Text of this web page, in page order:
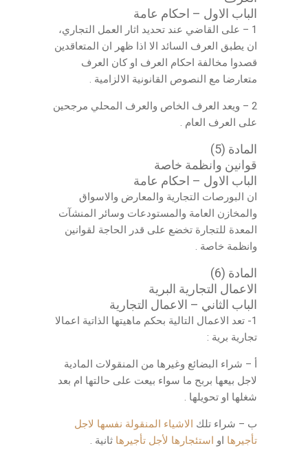
الباب الاول – احكام عامة
1 – على القاضي عند تحديد اثار العمل التجاري،
ان يطبق العرف السائد الا اذا ظهر ان المتعاقدين
قصدوا مخالفة احكام العرف او كان العرف
متعارضا مع النصوص القانونية الالزامية .
2 – ويعد العرف الخاص والعرف المحلي مرجحين
على العرف العام .
المادة (5)
قوانين وانظمة خاصة
الباب الاول – احكام عامة
ان البورصات التجارية والمعارض والاسواق
والمخازن العامة والمستودعات وسائر المنشآت
المعدة للتجارة تخضع على قدر الحاجة لقوانين
وانظمة خاصة .
المادة (6)
الاعمال التجارية البرية
الباب الثاني – الاعمال التجارية
1- تعد الاعمال التالية بحكم ماهيتها الذاتية اعمالا
تجارية برية :
أ – شراء البضائع وغيرها من المنقولات المادية
لاجل بيعها بربح ما سواء بيعت على حالتها ام بعد
شغلها او تحويلها .
ب – شراء تلك الاشياء المنقولة نفسها لاجل
تأجيرها او استئجارها لأجل تأجيرها ثانية .